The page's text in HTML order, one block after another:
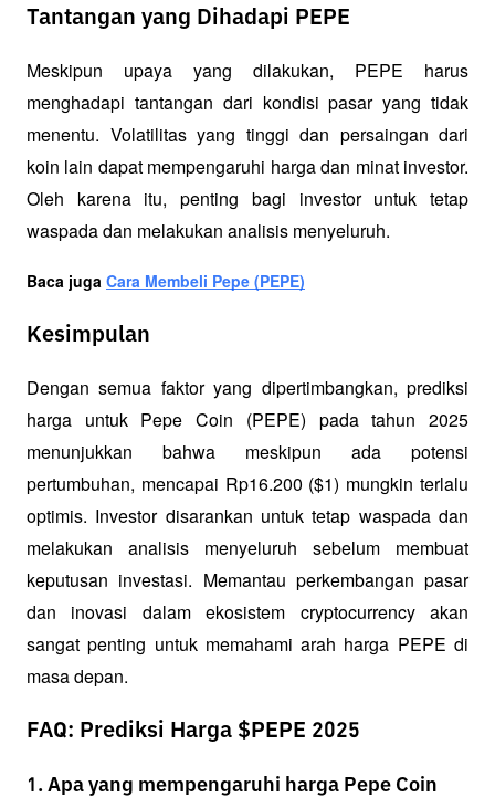
Tantangan yang Dihadapi PEPE
Meskipun upaya yang dilakukan, PEPE harus
menghadapi tantangan dari kondisi pasar yang tidak
menentu. Volatilitas yang tinggi dan persaingan dari
koin lain dapat mempengaruhi harga dan minat investor.
Oleh karena itu, penting bagi investor untuk tetap
waspada dan melakukan analisis menyeluruh.
Baca juga Cara Membeli Pepe (PEPE)
Kesimpulan
Dengan semua faktor yang dipertimbangkan, prediksi
harga untuk Pepe Coin (PEPE) pada tahun 2025
menunjukkan bahwa meskipun ada potensi
pertumbuhan, mencapai Rp16.200 ($1) mungkin terlalu
optimis. Investor disarankan untuk tetap waspada dan
melakukan analisis menyeluruh sebelum membuat
keputusan investasi. Memantau perkembangan pasar
dan inovasi dalam ekosistem cryptocurrency akan
sangat penting untuk memahami arah harga PEPE di
masa depan.
FAQ: Prediksi Harga $PEPE 2025
1. Apa yang mempengaruhi harga Pepe Coin